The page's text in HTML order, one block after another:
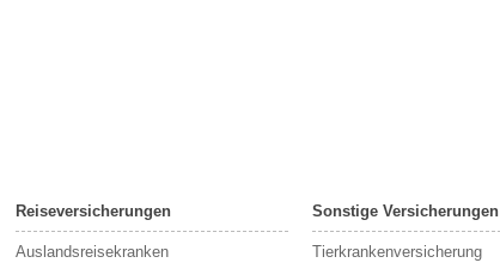
Reiseversicherungen
Auslandsreisekranken
Sonstige Versicherungen
Tierkrankenversicherung